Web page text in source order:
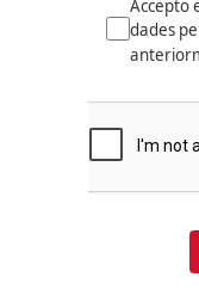
Accepto
dades